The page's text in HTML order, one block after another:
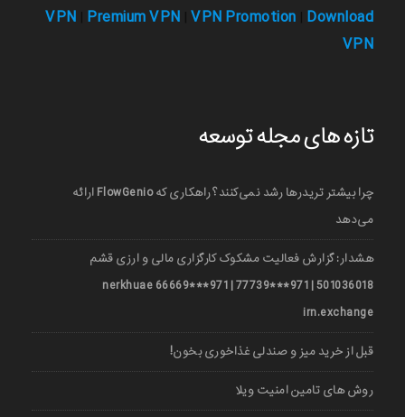
VPN Premium VPN VPN Promotion Download
VPN
تازه های مجله توسعه
چرا بیشتر تریدرها رشد نمی‌کنند؟ راهکاری که FlowGenio ارائه
می‌دهد
هشدار: گزارش فعالیت مشکوک کارگزاری مالی و ارزی قشم
501036018 | 971***77739 | 971***66669 nerkhuae
irn.exchange
قبل از خرید میز و صندلی غذاخوری بخون!
روش های تامین امنیت ویلا